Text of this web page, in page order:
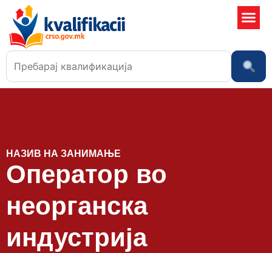
НАЗИВ НА ЗАНИМАЊЕ
Оператор во
неорганска
индустрија